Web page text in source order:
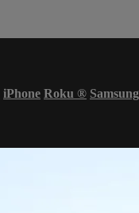
iPhone Roku ®